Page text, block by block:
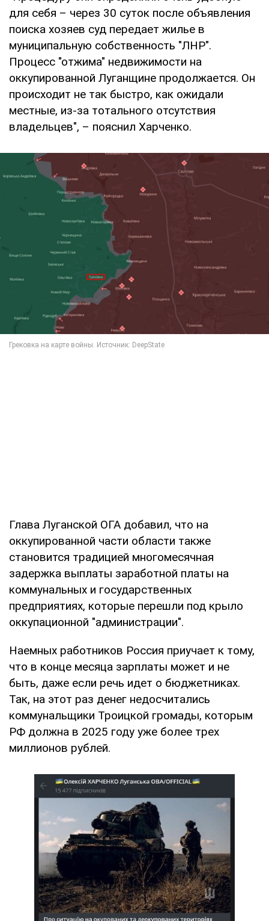
для себя – через 30 суток после объявления
поиска хозяев суд передает жилье в
муниципальную собственность "ЛНР".
Процесс "отжима" недвижимости на
оккупированной Луганщине продолжается. Он
происходит не так быстро, как ожидали
местные, из-за тотального отсутствия
владельцев", – пояснил Харченко.
Глава Луганской ОГА добавил, что на
оккупированной части области также
становится традицией многомесячная
задержка выплаты заработной платы на
коммунальных и государственных
предприятиях, которые перешли под крыло
оккупационной "администрации".
Наемных работников Россия приучает к тому,
что в конце месяца зарплаты может и не
быть, даже если речь идет о бюджетниках.
Так, на этот раз денег недосчитались
коммунальщики Троицкой громады, которым
РФ должна в 2025 году уже более трех
миллионов рублей.